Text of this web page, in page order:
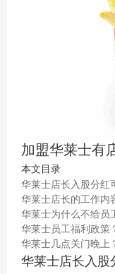
加盟华莱士有
本文目录
华莱士店长入股分红
华莱士店长的工作内
华莱士为什么不给员
华莱士员工福利政策
华莱士几点关门晚上
华莱士店长入股